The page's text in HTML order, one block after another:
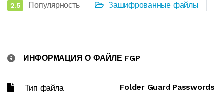
2.5 Популярность Зашифрованные файлы
ИНФОРМАЦИЯ О ФАЙЛЕ FGP
Тип файла Folder Guard Passwords